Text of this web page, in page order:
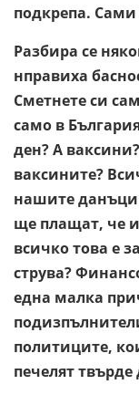
подкрепа.
Разбира се
нправиха
Сметнете си
само в
ден? А
ваксините?
нашите данъци
ще плащат, че и
всичко това е
струва?
една малка
политиците,
печелят твърде